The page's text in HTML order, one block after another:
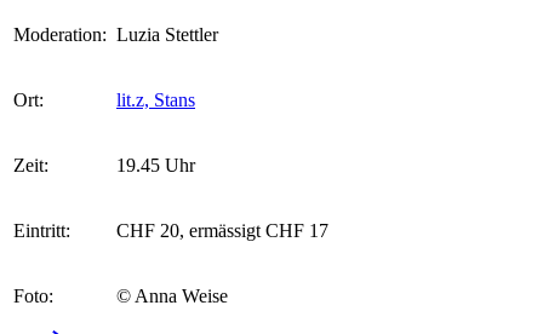
Moderation: Luzia Stettler
Ort: lit.z, Stans
Zeit: 19.45 Uhr
Eintritt: CHF 20, ermässigt CHF 17
Foto: © Anna Weise